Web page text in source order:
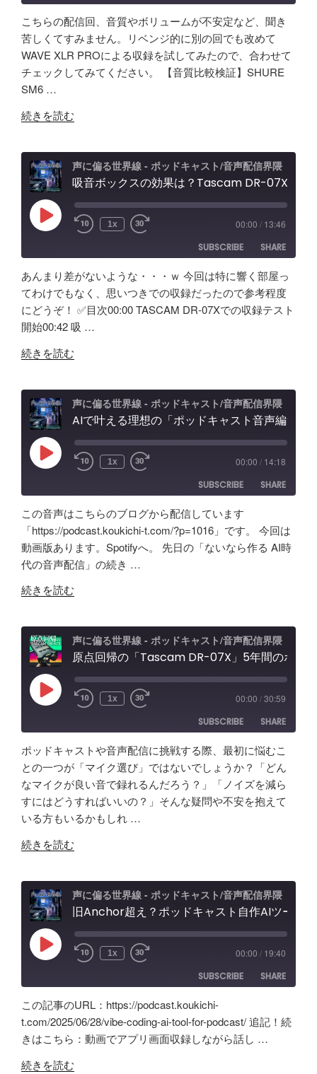
AM8
Elgato
Wave
XLR
Pro
ビ
ュ
ー
フ
＆
ノ
イ
キ
ャ
効
果
と
能
Amazon
Apple Podcasts
RSS
Spotify
RSS FEED
SHARE
LINK
EMBED
こちらの配信回、音質やボリュームが不安定など、聞き
苦しくてすみません。リベンジ的に別の回でも改めて
WAVE XLR PROによる収録を試してみたので、合わせて
チェックしてみてください。 【音質比較検証】SHURE
SM6 …
"Elgato
PRO
試
て
ん
な
製
品？
ポ
キ
ャ
ト
者
け
エ
ル
ト
オ
ー
ィ
タ
ー
フ
ェ
ー
ス
ビ
ュ
ー
忘
続きを読む
声に偏る世界線 - ポッドキャスト/音声配信界隈
Play
Episode 1x 00:00 / 13:46
SUBSCRIBE
SHARE
Amazon
Apple Podcasts
RSS
Spotify
RSS FEED
SHARE
LINK
EMBED
あんまり差がないような・・・ｗ 今回は特に響く部屋っ
てわけでもなく、思いつきでの収録だったので参考程度
にどうぞ！ ✅️目次00:00 TASCAM DR-07Xでの収録テスト
開始00:42 吸 …
"吸
ッ
ク
の
Tascam
DR-
07X&TroyStudio
で
録
＆
検
証"
続きを読む
声に偏る世界線 - ポッドキャスト/音声配信界隈
Play
Episode 1x 00:00 / 14:18
SUBSCRIBE
SHARE
Amazon
Apple Podcasts
RSS
Spotify
RSS FEED
SHARE
LINK
EMBED
この音声はこちらのブログから配信しています
「https://podcast.koukichi-t.com/?p=1016」です。 今回は
動画版あります。Spotifyへ。 先日の「ないなら作る AI時
代の音声配信」の続き …
"AI
叶
え
る
想
ド
キ
ャ
ス
ト
音
編
集」
ア
リ
【Google
Studio】
バ
イ
ブ
コ
続きを読む
声に偏る世界線 - ポッドキャスト/音声配信界隈
Play
Episode 1x 00:00 /30:59
SUBSCRIBE
SHARE
Amazon
Apple Podcasts
RSS
Spotify
RSS FEED
SHARE
LINK
EMBED
ポッドキャストや音声配信に挑戦する際、最初に悩むこ
との一つが「マイク選び」ではないでしょうか？「どん
なマイクが良い音で録れるんだろう？」「ノイズを減ら
すにはどうすればいいの？」そんな疑問や不安を抱えて
いる方もいるかもしれ …
"原
帰
の
「Tascam
DR-
07X」
間
の
ポ
ッ
続きを読む
声に偏る世界線 - ポッドキャスト/音声配信界隈
Play
Episode 1x 00:00 / 19:40
SUBSCRIBE
SHARE
Amazon
Apple Podcasts
RSS
Spotify
RSS FEED
SHARE
LINK
この記事のURL：https://podcast.koukichi-
t.com/2025/06/28/vibe-coding-ai-tool-for-podcast/ 追記！続
きはこちら：動画でアプリ画面収録しながら話し …
"旧
続きを読む